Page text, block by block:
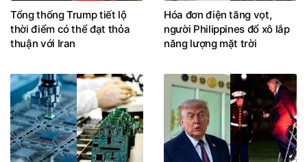
thời điểm có thể đạt thỏa
thuận với Iran
người Philippines đổ xô lắp
năng lượng mặt trời